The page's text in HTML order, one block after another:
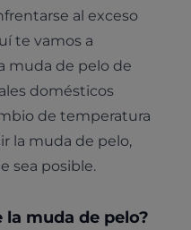
al exceso
te vamos a
muda de pelo de
domésticos
de temperatura
la muda de pelo,
sea posible.
muda de pelo?